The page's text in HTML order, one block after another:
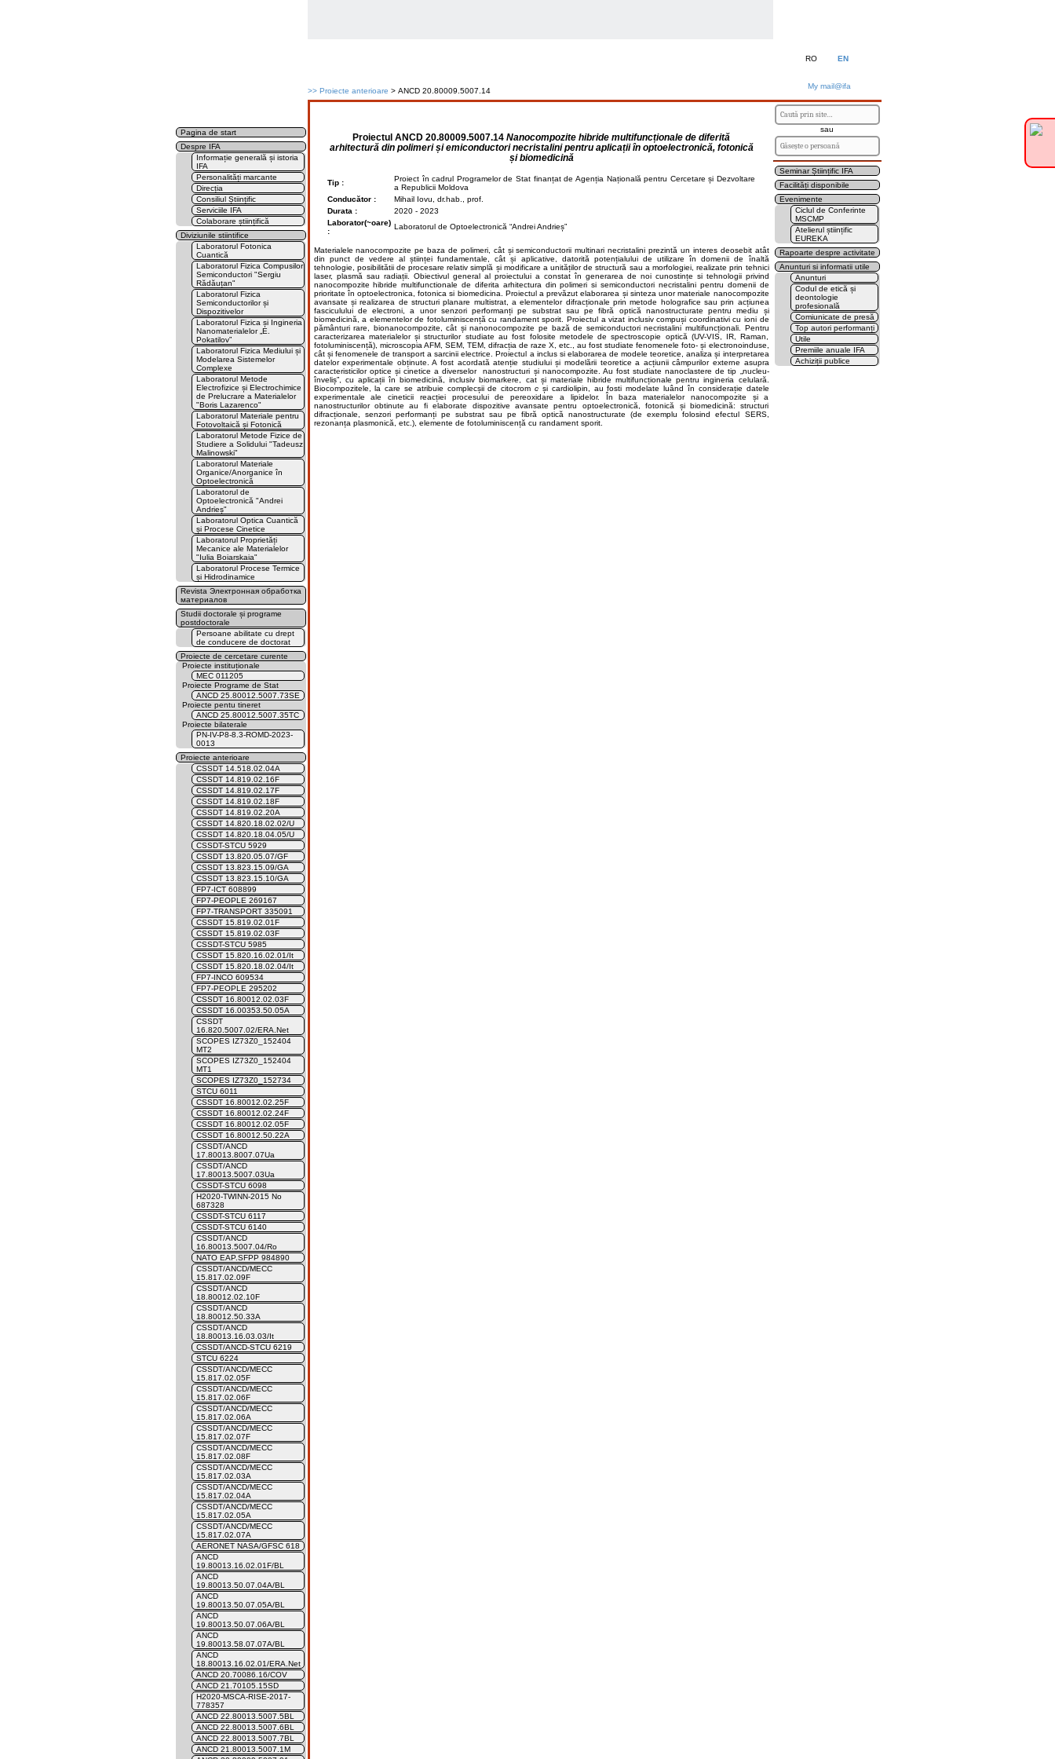
RO EN
My mail@ifa
>> Proiecte anterioare > ANCD 20.80009.5007.14
sau
Seminar Științific IFA
Facilități disponibile
Evenimente
Ciclul de Conferinte
MSCMP
Atelierul științific
EUREKA
Rapoarte despre activitate
Anunturi si informatii utile
Anunturi
Codul de etică și
deontologie
profesională
Comiunicate de presă
Top autori performanți
Utile
Premiile anuale IFA
Achiziții publice
Pagina de start
Despre IFA
Informație generală și istoria
IFA
Personalități marcante
Direcția
Consiliul Științific
Serviciile IFA
Colaborare științifică
Diviziunile stiintifice
Laboratorul Fotonica
Cuantică
Laboratorul Fizica Compusilor
Semiconductori "Sergiu
Rădăuțan"
Laboratorul Fizica
Semiconductorilor și
Dispozitivelor
Laboratorul Fizica și Ingineria
Nanomaterialelor „E.
Pokatilov”
Laboratorul Fizica Mediului și
Modelarea Sistemelor
Complexe
Laboratorul Metode
Electrofizice și Electrochimice
de Prelucrare a Materialelor
"Boris Lazarenco"
Laboratorul Materiale pentru
Fotovoltaică și Fotonică
Laboratorul Metode Fizice de
Studiere a Solidului "Tadeusz
Malinowski"
Laboratorul Materiale
Organice/Anorganice în
Optoelectronică
Laboratorul de
Optoelectronică "Andrei
Andrieș"
Laboratorul Optica Cuantică
și Procese Cinetice
Laboratorul Proprietăți
Mecanice ale Materialelor
"Iulia Boiarskaia"
Laboratorul Procese Termice
și Hidrodinamice
Revista Электронная обработка
материалов
Studii doctorale și programe
postdoctorale
Persoane abilitate cu drept
de conducere de doctorat
Proiecte de cercetare curente
Proiecte instituționale
MEC 011205
Proiecte Programe de Stat
ANCD 25.80012.5007.73SE
Proiecte pentu tineret
ANCD 25.80012.5007.35TC
Proiecte bilaterale
PN-IV-P8-8.3-ROMD-2023-
0013
Proiecte anterioare
CSSDT 14.518.02.04A
CSSDT 14.819.02.16F
CSSDT 14.819.02.17F
CSSDT 14.819.02.18F
CSSDT 14.819.02.20A
CSSDT 14.820.18.02.02/U
CSSDT 14.820.18.04.05/U
CSSDT-STCU 5929
CSSDT 13.820.05.07/GF
CSSDT 13.823.15.09/GA
CSSDT 13.823.15.10/GA
FP7-ICT 608899
FP7-PEOPLE 269167
FP7-TRANSPORT 335091
CSSDT 15.819.02.01F
CSSDT 15.819.02.03F
CSSDT-STCU 5985
CSSDT 15.820.16.02.01/It
CSSDT 15.820.18.02.04/It
FP7-INCO 609534
FP7-PEOPLE 295202
CSSDT 16.80012.02.03F
CSSDT 16.00353.50.05A
CSSDT
16.820.5007.02/ERA.Net
SCOPES IZ73Z0_152404
MT2
SCOPES IZ73Z0_152404
MT1
SCOPES IZ73Z0_152734
STCU 6011
CSSDT 16.80012.02.25F
CSSDT 16.80012.02.24F
CSSDT 16.80012.02.05F
CSSDT 16.80012.50.22A
CSSDT/ANCD
17.80013.8007.07Ua
CSSDT/ANCD
17.80013.5007.03Ua
CSSDT-STCU 6098
H2020-TWINN-2015 No
687328
CSSDT-STCU 6117
CSSDT-STCU 6140
CSSDT/ANCD
16.80013.5007.04/Ro
NATO EAP.SFPP 984890
CSSDT/ANCD/MECC
15.817.02.09F
CSSDT/ANCD
18.80012.02.10F
CSSDT/ANCD
18.80012.50.33A
CSSDT/ANCD
18.80013.16.03.03/It
CSSDT/ANCD-STCU 6219
STCU 6224
CSSDT/ANCD/MECC
15.817.02.05F
CSSDT/ANCD/MECC
15.817.02.06F
CSSDT/ANCD/MECC
15.817.02.06A
CSSDT/ANCD/MECC
15.817.02.07F
CSSDT/ANCD/MECC
15.817.02.08F
CSSDT/ANCD/MECC
15.817.02.03A
CSSDT/ANCD/MECC
15.817.02.04A
CSSDT/ANCD/MECC
15.817.02.05A
CSSDT/ANCD/MECC
15.817.02.07A
AERONET NASA/GFSC 618
ANCD
19.80013.16.02.01F/BL
ANCD
19.80013.50.07.04A/BL
ANCD
19.80013.50.07.05A/BL
ANCD
19.80013.50.07.06A/BL
ANCD
19.80013.58.07.07A/BL
ANCD
18.80013.16.02.01/ERA.Net
ANCD 20.70086.16/COV
ANCD 21.70105.15SD
H2020-MSCA-RISE-2017-
778357
ANCD 22.80013.5007.5BL
ANCD 22.80013.5007.6BL
ANCD 22.80013.5007.7BL
ANCD 21.80013.5007.1M
Proiectul ANCD 20.80009.5007.14 Nanocompozite hibride multifuncționale de diferită
arhitectură din polimeri și emiconductori necristalini pentru aplicații în optoelectronică, fotonică
și biomedicină
Tip :
Proiect în cadrul Programelor de Stat finanțat de Agenția Națională pentru Cercetare și Dezvoltare
a Republicii Moldova
Conducător :
Mihail Iovu, dr.hab., prof.
Durata :
2020 - 2023
Laborator(~oare)
:
Laboratorul de Optoelectronică “Andrei Andrieș”
Materialele nanocompozite pe baza de polimeri, cât și semiconductorii multinari necristalini prezintă un interes deosebit atât
din punct de vedere al științei fundamentale, cât și aplicative, datorită potențialului de utilizare în domenii de înaltă
tehnologie, posibilitătii de procesare relativ simplă și modificare a unităților de structură sau a morfologiei, realizate prin tehnici
laser, plasmă sau radiații. Obiectivul general al proiectului a constat în generarea de noi cunostințe si tehnologii privind
nanocompozite hibride multifunctionale de diferita arhitectura din polimeri si semiconductori necristalini pentru domenii de
prioritate în optoelectronica, fotonica si biomedicina. Proiectul a prevăzut elaborarea și sinteza unor materiale nanocompozite
avansate și realizarea de structuri planare multistrat, a elementelor difracționale prin metode holografice sau prin acțiunea
fasciculului de electroni, a unor senzori performanți pe substrat sau pe fibră optică nanostructurate pentru mediu și
biomedicină, a elementelor de fotoluminiscență cu randament sporit. Proiectul a vizat inclusiv compuși coordinativi cu ioni de
pământuri rare, bionanocompozite, cât și nanonocompozite pe bază de semiconductori necristalini multifuncționali. Pentru
caracterizarea materialelor și structurilor studiate au fost folosite metodele de spectroscopie optică (UV-VIS, IR, Raman,
fotoluminiscență), microscopia AFM, SEM, TEM, difracția de raze X, etc., au fost studiate fenomenele foto- și electronoinduse,
cât și fenomenele de transport a sarcinii electrice. Proiectul a inclus si elaborarea de modele teoretice, analiza și interpretarea
datelor experimentale obținute. A fost acordată atenție studiului și modelării teoretice a acțiunii câmpurilor externe asupra
caracteristicilor optice și cinetice a diverselor nanostructuri și nanocompozite. Au fost studiate nanoclastere de tip „nucleu-
înveliș”, cu aplicații în biomedicină, inclusiv biomarkere, cat și materiale hibride multifuncționale pentru ingineria celulară.
Biocompozitele, la care se atribuie complecșii de citocromc și cardiolipin, au fosti modelate luând în considerație datele
experimentale ale cineticii reacției procesului de pereoxidare a lipidelor. În baza materialelor nanocompozite și a
nanostructurilor obtinute au fi elaborate dispozitive avansate pentru optoelectronică, fotonică și biomedicină: structuri
difracționale, senzori performanți pe substrat sau pe fibră optică nanostructurate (de exemplu folosind efectul SERS,
rezonanța plasmonică, etc.), elemente de fotoluminiscență cu randament sporit.